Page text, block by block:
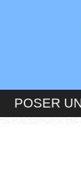
POSER